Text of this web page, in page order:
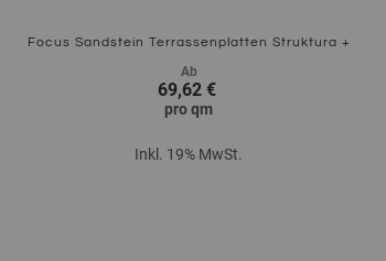
Focus Sandstein Terrassenplatten Struktura +
Ab
69,62 €
proqm
Inkl. 19% MwSt.